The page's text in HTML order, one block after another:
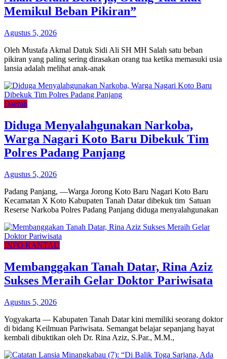
Memikul Beban Pikiran”
Agustus 5, 2026
Oleh Mustafa Akmal Datuk Sidi Ali SH MH Salah satu beban
pikiran yang paling sering dirasakan orang tua ketika memasuki usia
lansia adalah melihat anak-anak
Daerah
Diduga Menyalahgunakan Narkoba,
Warga Nagari Koto Baru Dibekuk Tim
Polres Padang Panjang
Agustus 5, 2026
Padang Panjang, —Warga Jorong Koto Baru Nagari Koto Baru
Kecamatan X Koto Kabupaten Tanah Datar dibekuk tim Satuan
Reserse Narkoba Polres Padang Panjang diduga menyalahgunakan
INFO RANTAU
Membanggakan Tanah Datar, Rina Aziz
Sukses Meraih Gelar Doktor Pariwisata
Agustus 5, 2026
Yogyakarta — Kabupaten Tanah Datar kini memiliki seorang doktor
di bidang Keilmuan Pariwisata. Semangat belajar sepanjang hayat
kembali dibuktikan oleh Dr. Rina Aziz, S.Par., M.M.,